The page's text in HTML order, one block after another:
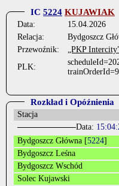
IC 5224 KUJAWIAK
Data:
15.04.2026
Relacja:
Bydgoszcz
Przewoźnik:
„PKP
PLK:
Rozkład i Opóźnienia
Stacja
Data:
Bydgoszcz Główna [5224]
Bydgoszcz Leśna
Bydgoszcz Wschód
Solec Kujawski